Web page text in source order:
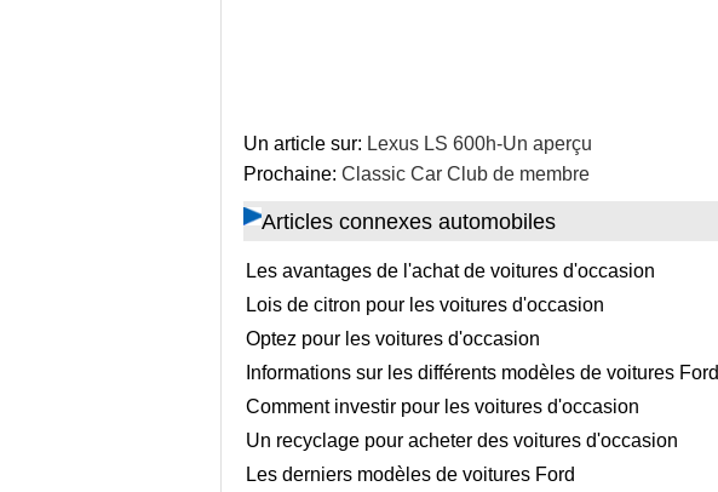
Un article sur: Lexus LS 600h-Un aperçu
Prochaine: Classic Car Club de membre
Articles connexes automobiles
Les avantages de l'achat de voitures d'occasion
Lois de citron pour les voitures d'occasion
Optez pour les voitures d'occasion
Informations sur les différents modèles de voitures Ford
Comment investir pour les voitures d'occasion
Un recyclage pour acheter des voitures d'occasion
Les derniers modèles de voitures Ford